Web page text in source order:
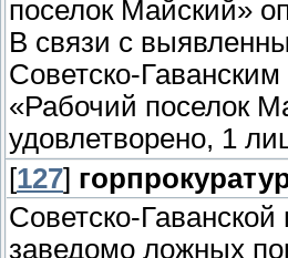
поселок Майский»
В связи с
Советско-
«Рабочий поселок
удовлетворено, 1
[127]
Советско-
заведомо ложных